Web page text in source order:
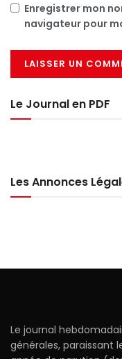
Enregistrer mon
navigateur pour
Le Journal en PDF
Les Annonces
Le journal
générales, paraissant